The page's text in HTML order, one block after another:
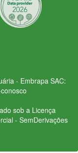
- Embrapa SAC:
sob a Licença
- SemDerivações